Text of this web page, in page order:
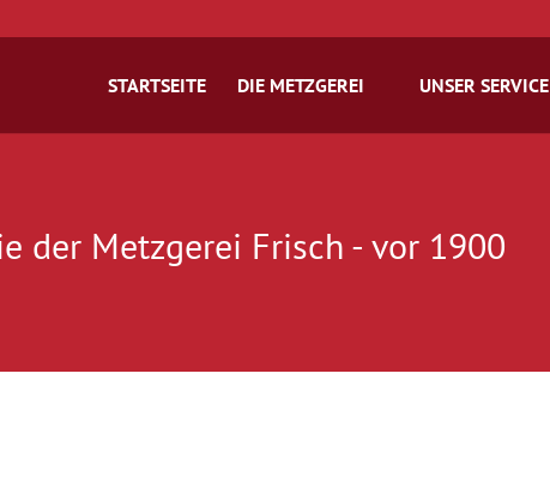
STARTSEITE DIE METZGEREI UNSER SERVICE
der Metzgerei Frisch - vor 1900